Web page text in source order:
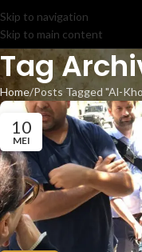
Skip to navigation
Skip to main content
Tag
Home Posts Tagged "Al-
10
MEI